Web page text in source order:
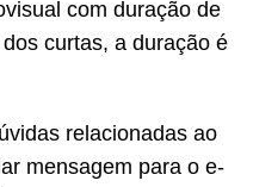
com duração de
curtas, a duração é
relacionadas ao
mensagem para o e-